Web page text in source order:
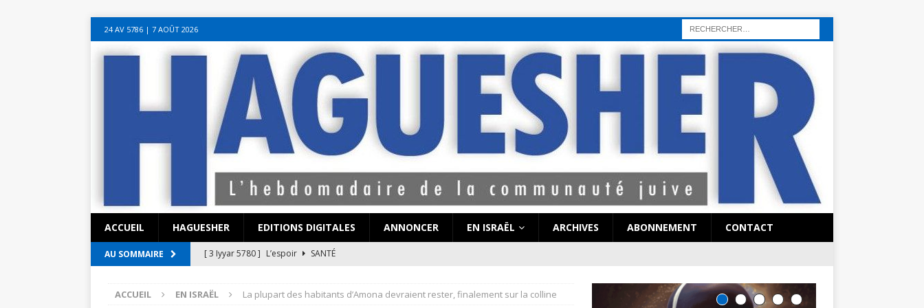
seks hattı numara istanbul escort bayanlar sex hattı telefonda seks numara
canlı sohbet hatları sohbet numaraları ucuz sex sohbet hattı numaraları
24 AV 5786‎ | 7 AOÛT 2026
ACCUEIL HAGUESHER EDITIONS DIGITALES ANNONCER EN ISRAËL ARCHIVES ABONNEMENT CONTACT
AU SOMMAIRE [ 3 Iyyar 5780 ] L’espoir
SANTÉ
?
EN ISRAËL
ACCUEIL EN ISRAËL La plupart des habitants d’Amona devraient rester, finalement sur la colline